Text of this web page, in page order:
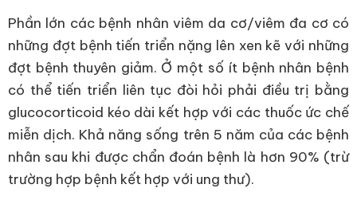
Phần lớn các bệnh nhân viêm da cơ/viêm đa cơ có
những đợt bệnh tiến triển nặng lên xen kẽ với những
đợt bệnh thuyên giảm. Ở một số ít bệnh nhân bệnh
có thể tiến triển liên tục đòi hỏi phải điều trị bằng
glucocorticoid kéo dài kết hợp với các thuốc ức chế
miễn dịch. Khả năng sống trên 5 năm của các bệnh
nhân sau khi được chẩn đoán bệnh là hơn 90% (trừ
trường hợp bệnh kết hợp với ung thư).